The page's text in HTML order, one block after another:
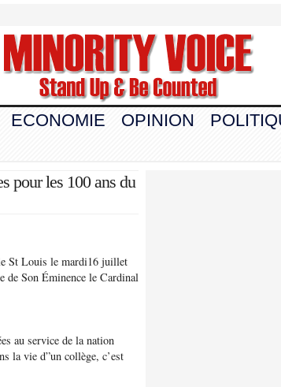
ECONOMIE OPINION
pour les 100 ans du
St Louis le mardi16 juillet
de Son Éminence le Cardinal
au service de la nation
la vie d”un collège, c’est